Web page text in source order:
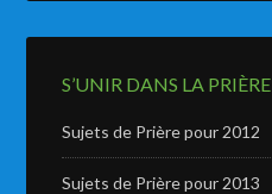
S’UNIR DANS LA PRIÈRE
Sujets de Prière pour 2012
Sujets de Prière pour 2013